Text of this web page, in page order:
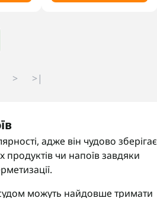
> >|
адже він чудово зберігає
продуктів чи напоїв завдяки
можуть найдовше тримати